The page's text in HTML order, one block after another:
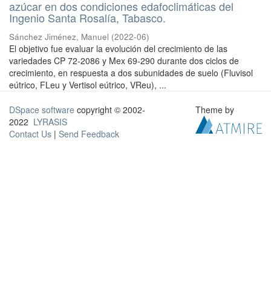
azúcar en dos condiciones edafoclimáticas del
Ingenio Santa Rosalía, Tabasco.
Sánchez Jiménez, Manuel (2022-06)
El objetivo fue evaluar la evolución del crecimiento de las
variedades CP 72-2086 y Mex 69-290 durante dos ciclos de
crecimiento, en respuesta a dos subunidades de suelo (Fluvisol
eútrico, FLeu y Vertisol eútrico, VReu), ...
DSpace software copyright © 2002-
2022 LYRASIS
Contact Us | Send Feedback
Theme by